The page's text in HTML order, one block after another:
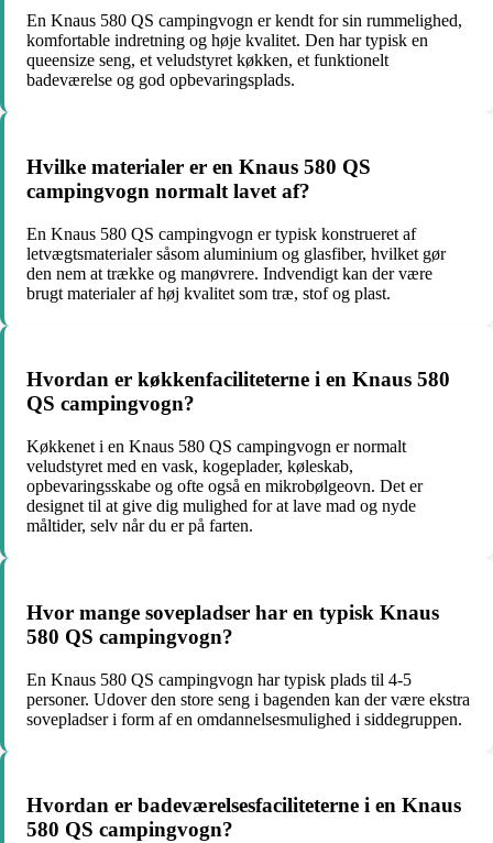
En Knaus 580 QS campingvogn er kendt for sin rummelighed,
komfortable indretning og høje kvalitet. Den har typisk en
queensize seng, et veludstyret køkken, et funktionelt
badeværelse og god opbevaringsplads.
Hvilke materialer er en Knaus 580 QS
campingvogn normalt lavet af?
En Knaus 580 QS campingvogn er typisk konstrueret af
letvægtsmaterialer såsom aluminium og glasfiber, hvilket gør
den nem at trække og manøvrere. Indvendigt kan der være
brugt materialer af høj kvalitet som træ, stof og plast.
Hvordan er køkkenfaciliteterne i en Knaus 580
QS campingvogn?
Køkkenet i en Knaus 580 QS campingvogn er normalt
veludstyret med en vask, kogeplader, køleskab,
opbevaringsskabe og ofte også en mikrobølgeovn. Det er
designet til at give dig mulighed for at lave mad og nyde
måltider, selv når du er på farten.
Hvor mange sovepladser har en typisk Knaus
580 QS campingvogn?
En Knaus 580 QS campingvogn har typisk plads til 4-5
personer. Udover den store seng i bagenden kan der være ekstra
sovepladser i form af en omdannelsesmulighed i siddegruppen.
Hvordan er badeværelsesfaciliteterne i en Knaus
580 QS campingvogn?